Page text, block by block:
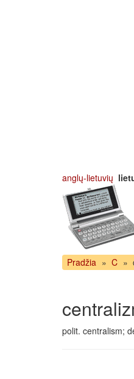
anglų-lietuvių
Pradžia » C »
polit. centralism;